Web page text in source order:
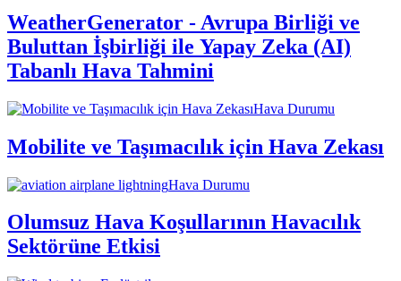
WeatherGenerator - Avrupa Birliği ve
Buluttan İşbirliği ile Yapay Zeka (AI)
Tabanlı Hava Tahmini
Hava Durumu
Mobilite ve Taşımacılık için Hava Zekası
Hava Durumu
Olumsuz Hava Koşullarının Havacılık
Sektörüne Etkisi